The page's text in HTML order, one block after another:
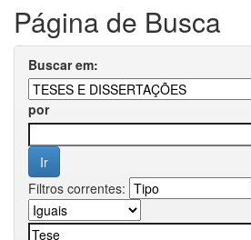
Página de Busca
Buscar em:
por
Filtros correntes: